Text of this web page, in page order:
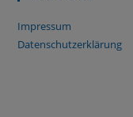
Impressum
Datenschutzerklärung